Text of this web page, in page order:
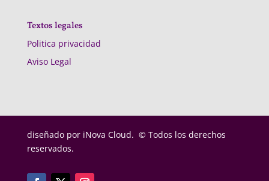
Textos legales
Politica privacidad
Aviso Legal
diseñado por iNova Cloud. © Todos los derechos
reservados.